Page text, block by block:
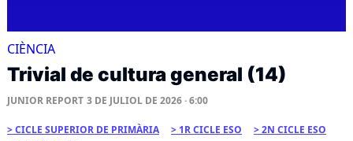
CIÈNCIA
Trivial de cultura general (14)
JUNIOR REPORT 3 DE JULIOL DE 2026 · 6:00
CICLE SUPERIOR DE PRIMÀRIA 1R CICLE ESO
2N CICLE ESO